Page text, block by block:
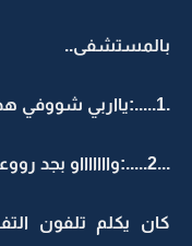
بالمستشفى..
.1.....:يااربي شووفي هذاك الي واقف عند المصعد يجنن
...2.....:واااااااو بجد رووعه شكله خطيير رهيب مرة حلوو والله
كان يكلم تلفون